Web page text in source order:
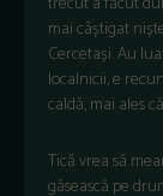
mai câștigat
Cercetași. Au
localnicii, e
caldă, mai ales
Tică vrea să
găsească pe